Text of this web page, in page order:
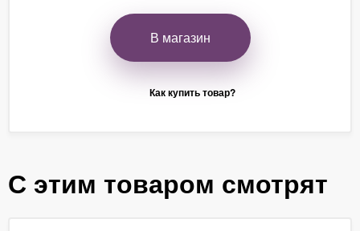
В магазин
Как купить товар?
С этим товаром смотрят